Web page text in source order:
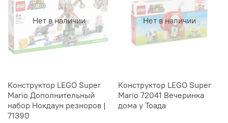
Нет в наличии
Конструктор LEGO Super
Mario Дополнительный
набор Нокдаун резноров |
71390
Нет в наличии
Конструктор LEGO Super
Mario 72041 Вечеринка
дома у Тоада